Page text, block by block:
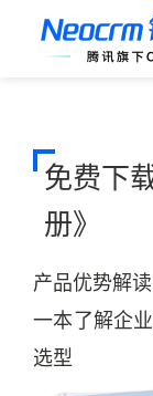
免费下
册》
产品优势解
一本了解企
选型